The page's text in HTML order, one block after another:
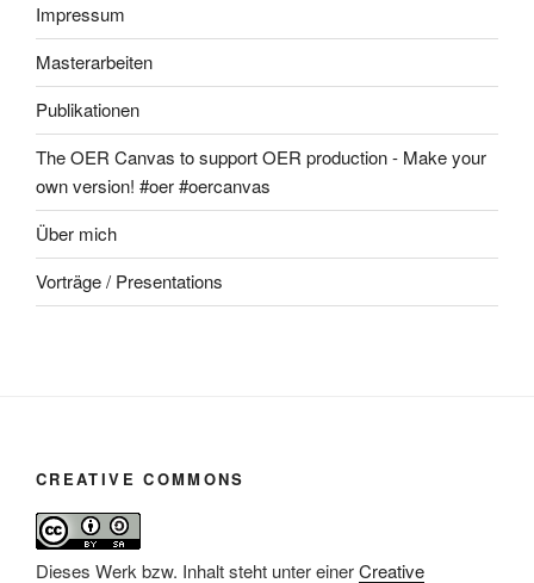
Impressum
Masterarbeiten
Publikationen
The OER Canvas to support OER production - Make your
own version! #oer #oercanvas
Über mich
Vorträge / Presentations
CREATIVE COMMONS
Dieses Werk bzw. Inhalt steht unter einerCreative